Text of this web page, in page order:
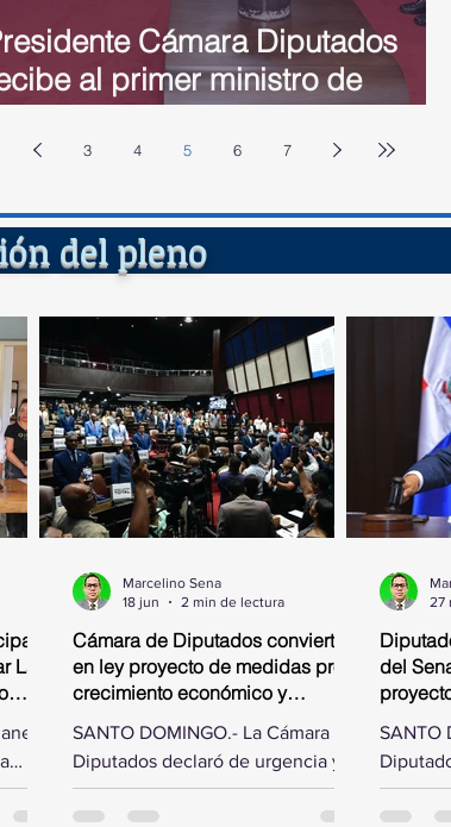
Cámara Diputados
al primer ministro de
tratan diversos temas
3 4 5 6 7
La
Cámara de Diputados convierte
en ley proyecto de medidas pro-
crecimiento económico y
SANTO DOMINGO.- La Cámara de
Diputados declaró de urgencia y
convirtió en ley este jueves, al
aprobarlo en dos discusiones
Marcelino Sena
18 jun
2 min de lectura
del
SANTO
las
Senado
27